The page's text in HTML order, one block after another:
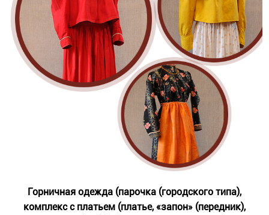
Горничная одежда (парочка (городского типа),
комплекс с платьем (платье, «запон» (передник),